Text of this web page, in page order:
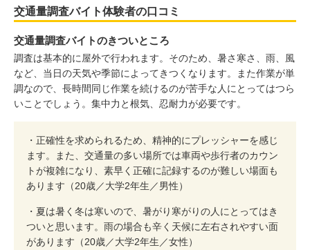
交通量調査バイト体験者の口コミ
交通量調査バイトのきついところ
調査は基本的に屋外で行われます。そのため、暑さ寒さ、雨、風
など、当日の天気や季節によってきつくなります。また作業が単
調なので、長時間同じ作業を続けるのが苦手な人にとってはつら
いことでしょう。集中力と根気、忍耐力が必要です。
・正確性を求められるため、精神的にプレッシャーを感じ
ます。また、交通量の多い場所では車両や歩行者のカウン
トが複雑になり、素早く正確に記録するのが難しい場面も
あります（20歳／大学2年生／男性）
・夏は暑く冬は寒いので、暑がり寒がりの人にとってはき
ついと思います。雨の場合も辛く天候に左右されやすい面
があります（20歳／大学2年生／女性）